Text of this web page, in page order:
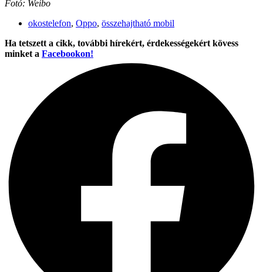
Fotó: Weibo
okostelefon, Oppo, összehajtható mobil
Ha tetszett a cikk, további hírekért, érdekességekért kövess
minket a Facebookon!